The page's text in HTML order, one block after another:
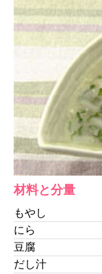
材料と分量
もやし
にら
豆腐
だし汁